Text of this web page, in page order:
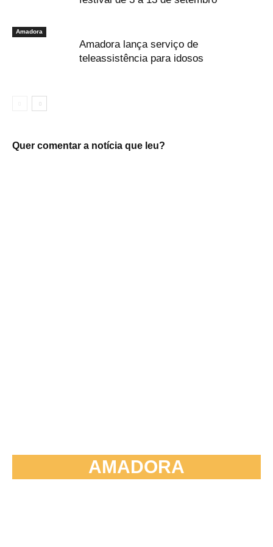
Amadora
Amadora lança serviço de
teleassistência para idosos
Quer comentar a notícia que leu?
AMADORA